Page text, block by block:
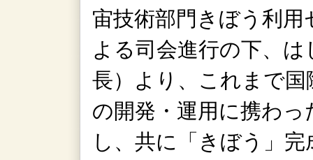
宙技術部門きぼう利
よる司会進行の下、
長）より、これまで
の開発・運用に携わ
し、共に「きぼう」